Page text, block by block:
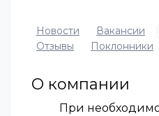
Новости Вакансии
Отзывы
Поклонники
О компании
При